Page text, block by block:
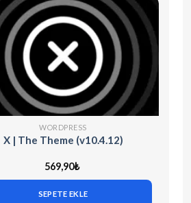
WORDPRESS
X | The Theme (v10.4.12)
569,90₺
SEPETE EKLE